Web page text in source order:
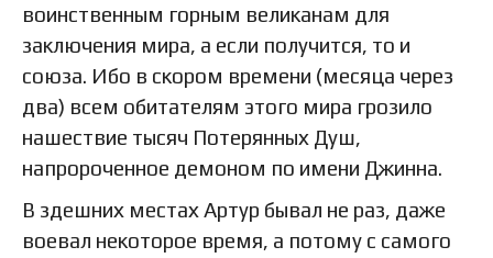
воинственным горным великанам для
заключения мира, а если получится, то и
союза. Ибо в скором времени (месяца через
два) всем обитателям этого мира грозило
нашествие тысяч Потерянных Душ,
напророченное демоном по имени Джинна.
В здешних местах Артур бывал не раз, даже
воевал некоторое время, а потому с самого